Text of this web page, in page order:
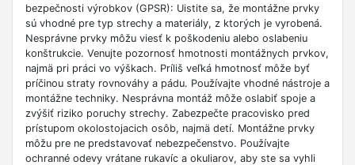
bezpečnosti výrobkov (GPSR): Uistite sa, že montážne prvky
sú vhodné pre typ strechy a materiály, z ktorých je vyrobená.
Nesprávne prvky môžu viesť k poškodeniu alebo oslabeniu
konštrukcie. Venujte pozornosť hmotnosti montážnych prvkov,
najmä pri práci vo výškach. Príliš veľká hmotnosť môže byť
príčinou straty rovnováhy a pádu. Používajte vhodné nástroje a
montážne techniky. Nesprávna montáž môže oslabiť spoje a
zvýšiť riziko poruchy strechy. Zabezpečte pracovisko pred
prístupom okolostojacich osôb, najmä detí. Montážne prvky
môžu pre ne predstavovať nebezpečenstvo. Používajte
ochranné odevy vrátane rukavíc a okuliarov, aby ste sa vyhli